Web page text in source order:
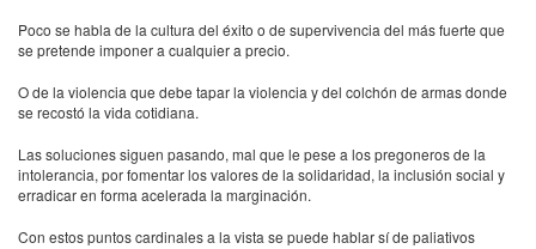
Poco se habla de la cultura del éxito o de supervivencia del más fuerte que
se pretende imponer a cualquier a precio.
O de la violencia que debe tapar la violencia y del colchón de armas donde
se recostó la vida cotidiana.
Las soluciones siguen pasando, mal que le pese a los pregoneros de la
intolerancia, por fomentar los valores de la solidaridad, la inclusión social y
erradicar en forma acelerada la marginación.
Con estos puntos cardinales a la vista se puede hablar sí de paliativos